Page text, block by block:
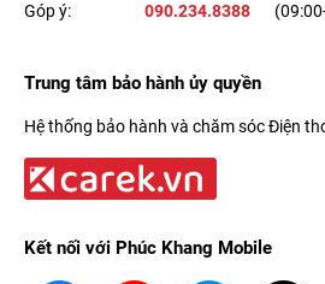
Góp ý: 090.234.8388
Trung tâm bảo hành ủy quyền
Hệ thống bảo hành và chăm sóc Điện
Kết nối với Phúc Khang Mobile